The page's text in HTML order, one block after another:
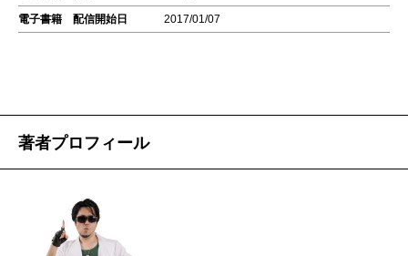
電子書籍 配信開始日 2017/01/07
著者プロフィール